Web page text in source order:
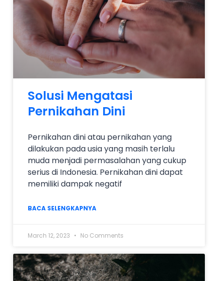
Solusi Mengatasi
Pernikahan Dini
Pernikahan dini atau pernikahan yang
dilakukan pada usia yang masih terlalu
muda menjadi permasalahan yang cukup
serius di Indonesia. Pernikahan dini dapat
memiliki dampak negatif
BACA SELENGKAPNYA
March 12, 2023 No Comments